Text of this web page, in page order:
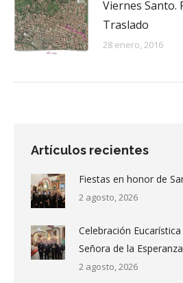
Viernes Santo.
Traslado
28 enero, 2016
Artículos recientes
Fiestas en honor de
2 agosto, 2026
Celebración
Señora de la Esperanza
2 agosto, 2026